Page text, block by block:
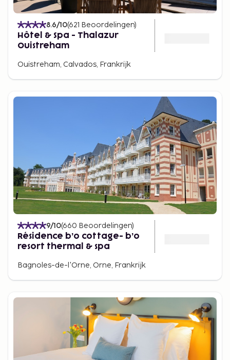
8.6/10(621 Beoordelingen)
Hôtel & Spa - Thalazur
Ouistreham
Ouistreham, Calvados, Frankrijk
9/10(660 Beoordelingen)
Résidence b’o cottage- b’o
resort thermal & spa
Bagnoles-de-l'Orne, Orne, Frankrijk